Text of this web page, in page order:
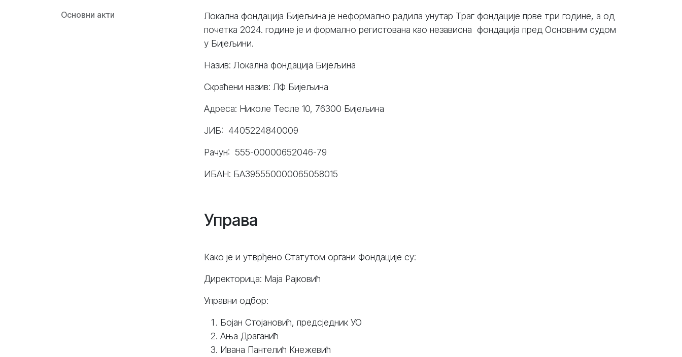
Основни акти
Локална фондација Бијељина је неформално радила унутар Траг фондације прве три године, а од
почетка 2024. године је и формално регистована као независна фондација пред Основним судом
у Бијељини.
Назив: Локална фондација Бијељина
Скраћени назив: ЛФ Бијељина
Адреса: Николе Тесле 10, 76300 Бијељина
ЈИБ: 4405224840009
Рачун: 555-00000652046-79
ИБАН: БА395550000065058015
Управа
Како је и утврђено Статутом органи Фондације су:
Директорица: Маја Рајковић
Управни одбор:
Бојан Стојановић, предсједник УО
Ања Драганић
Ивана Пантелић Кнежевић